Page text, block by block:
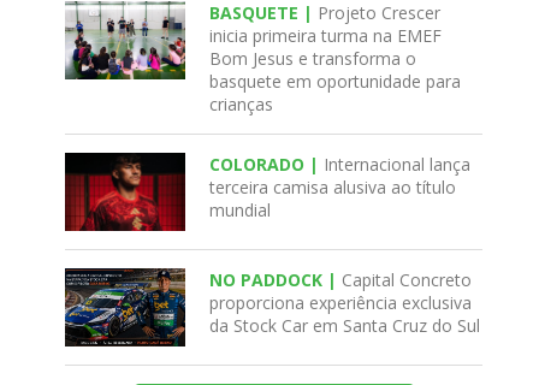
BASQUETE | Projeto Crescer
inicia primeira turma na EMEF
Bom Jesus e transforma o
basquete em oportunidade para
crianças
COLORADO | Internacional lança
terceira camisa alusiva ao título
mundial
NO PADDOCK | Capital Concreto
proporciona experiência exclusiva
da Stock Car em Santa Cruz do Sul